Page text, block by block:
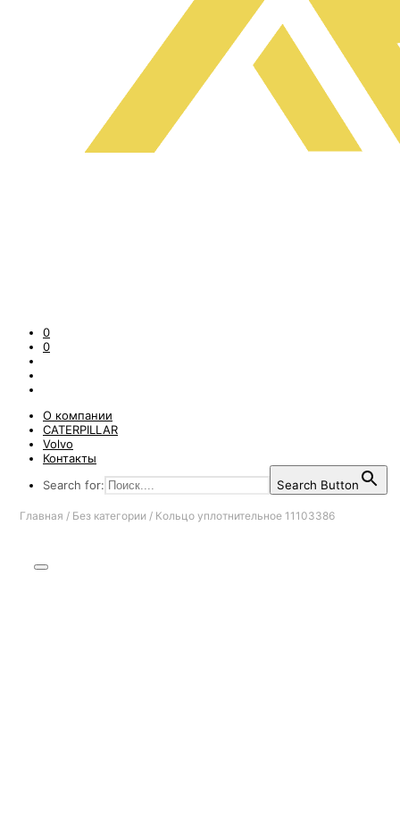
0
0
О компании
CATERPILLAR
Volvo
Контакты
Search for:
Search Button
Главная / Без категории / Кольцо уплотнительное 11103386